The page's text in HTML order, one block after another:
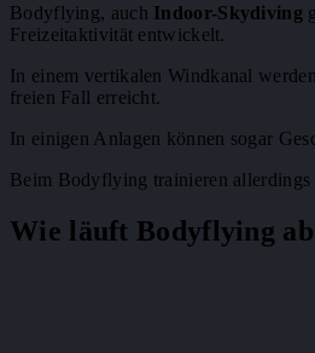
Bodyflying, auch Indoor-Skydiving
Freizeitaktivität entwickelt.
In einem vertikalen Windkanal
freien Fall erreicht.
In einigen Anlagen können sogar
Beim Bodyflying trainieren allerdings
Wie läuft Bodyflying